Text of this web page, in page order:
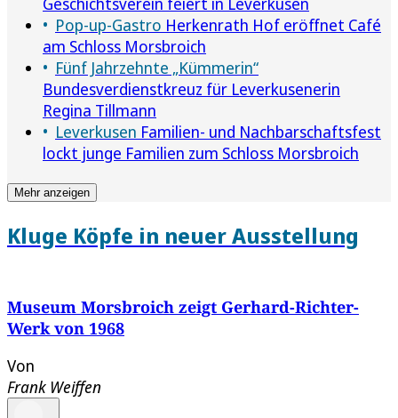
Pop-up-Gastro Herkenrath Hof eröffnet Café
am Schloss Morsbroich
Fünf Jahrzehnte „Kümmerin“
Bundesverdienstkreuz für Leverkusenerin
Regina Tillmann
Leverkusen Familien- und Nachbarschaftsfest
lockt junge Familien zum Schloss Morsbroich
Mehr anzeigen
Kluge Köpfe in neuer Ausstellung
Museum Morsbroich zeigt Gerhard-Richter-
Werk von 1968
Von
Frank Weiffen